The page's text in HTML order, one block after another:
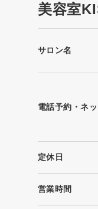
美容室
サロン名
電話予約・ネ
定休日
営業時間